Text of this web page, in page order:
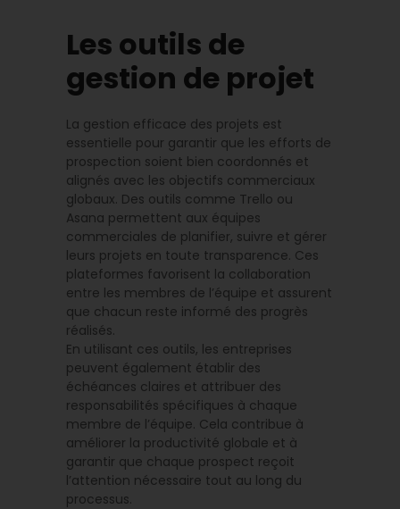
Les outils de
gestion de projet
La gestion efficace des projets est
essentielle pour garantir que les efforts de
prospection soient bien coordonnés et
alignés avec les objectifs commerciaux
globaux. Des outils comme Trello ou
Asana permettent aux équipes
commerciales de planifier, suivre et gérer
leurs projets en toute transparence. Ces
plateformes favorisent la collaboration
entre les membres de l’équipe et assurent
que chacun reste informé des progrès
réalisés.
En utilisant ces outils, les entreprises
peuvent également établir des
échéances claires et attribuer des
responsabilités spécifiques à chaque
membre de l’équipe. Cela contribue à
améliorer la productivité globale et à
garantir que chaque prospect reçoit
l’attention nécessaire tout au long du
processus.